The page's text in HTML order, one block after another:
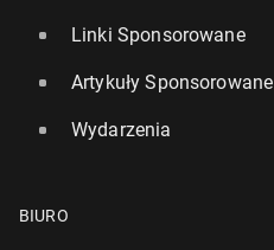
Linki Sponsorowane
Artykuły Sponsorowane
Wydarzenia
BIURO